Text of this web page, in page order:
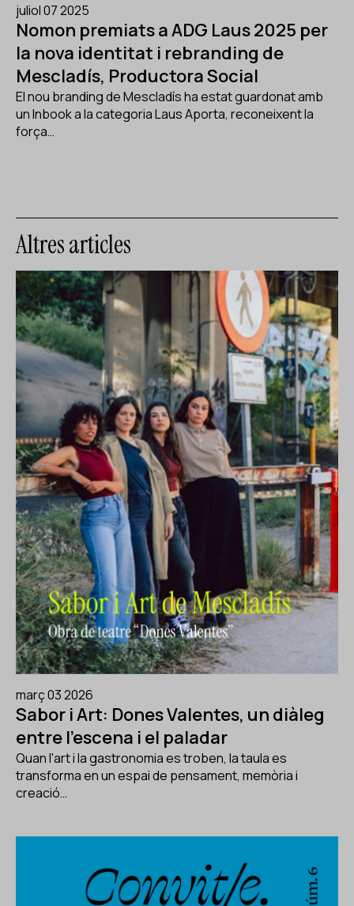
juliol 07 2025
Nomon premiats a ADG Laus 2025 per
la nova identitat i rebranding de
Mescladís, Productora Social
El nou branding de Mescladís ha estat guardonat amb
un Inbook a la categoria Laus Aporta, reconeixent la
força…
Altres articles
març 03 2026
Sabor i Art: Dones Valentes, un diàleg
entre l'escena i el paladar
Quan l'art i la gastronomia es troben, la taula es
transforma en un espai de pensament, memòria i
creació…